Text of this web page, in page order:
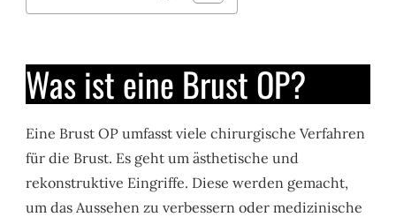
Was ist eine Brust OP?
Eine Brust OP umfasst viele chirurgische Verfahren
für die Brust. Es geht um ästhetische und
rekonstruktive Eingriffe. Diese werden gemacht,
um das Aussehen zu verbessern oder medizinische